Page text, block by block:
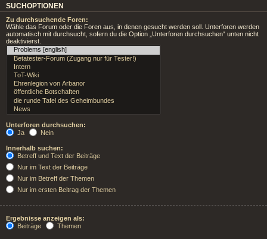
SUCHOPTIONEN
Zu durchsuchende Foren:
Wähle das Forum oder die Foren aus, in denen gesucht werden soll. Unterforen werden
automatisch mit durchsucht, sofern du die Option „Unterforen durchsuchen“ unten nicht
deaktivierst.
Unterforen durchsuchen:
Ja
Nein
Innerhalb suchen:
Betreff und Text der Beiträge
Nur im Text der Beiträge
Nur im Betreff der Themen
Nur im ersten Beitrag der Themen
Ergebnisse anzeigen als:
Beiträge
Themen